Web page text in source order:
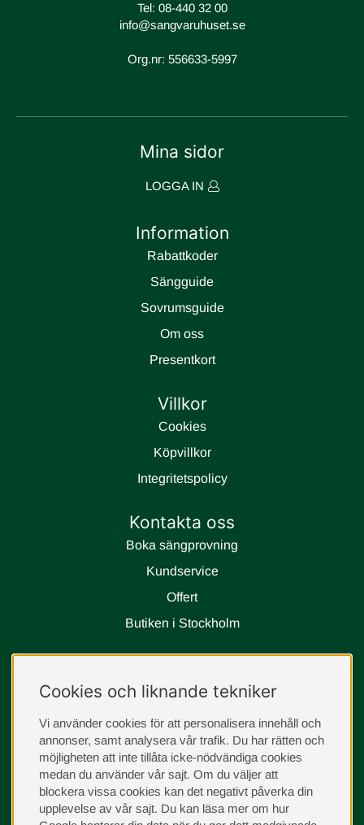
Tel: 08-440 32 00
info@sangvaruhuset.se
Org.nr: 556633-5997
Mina sidor
LOGGA IN
Information
Rabattkoder
Sängguide
Sovrumsguide
Om oss
Presentkort
Villkor
Cookies
Köpvillkor
Integritetspolicy
Kontakta oss
Boka sängprovning
Kundservice
Offert
Butiken i Stockholm
instagram
Cookies och liknande tekniker
Vi använder cookies för att personalisera innehåll och
annonser, samt analysera vår trafik. Du har rätten och
möjligheten att inte tillåta icke-nödvändiga cookies
medan du använder vår sajt. Om du väljer att
blockera vissa cookies kan det negativt påverka din
upplevelse av vår sajt. Du kan läsa mer om hur